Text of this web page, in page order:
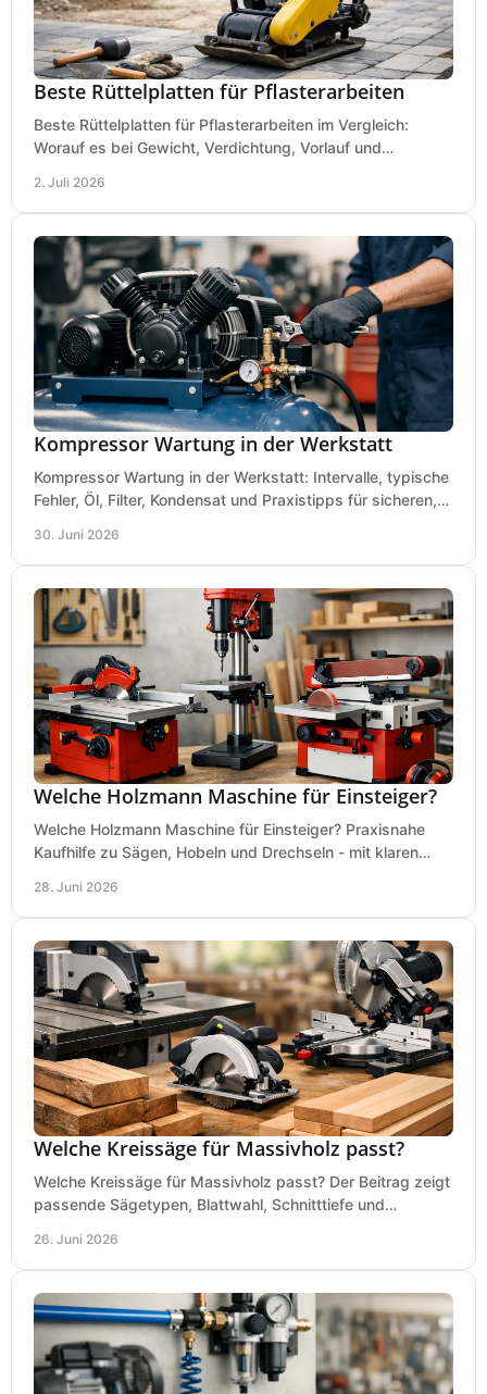
Beste Rüttelplatten für Pflasterarbeiten
Beste Rüttelplatten für Pflasterarbeiten im Vergleich:
Worauf es bei Gewicht, Verdichtung, Vorlauf und
2. Juli 2026
Kompressor Wartung in der Werkstatt
Kompressor Wartung in der Werkstatt: Intervalle, typische
Fehler, Öl, Filter, Kondensat und Praxistipps für sicheren,
30. Juni 2026
Welche Holzmann Maschine für Einsteiger?
Welche Holzmann Maschine für Einsteiger? Praxisnahe
Kaufhilfe zu Sägen, Hobeln und Drechseln - mit klaren
28. Juni 2026
Welche Kreissäge für Massivholz passt?
Welche Kreissäge für Massivholz passt? Der Beitrag zeigt
passende Sägetypen, Blattwahl, Schnitttiefe und
26. Juni 2026